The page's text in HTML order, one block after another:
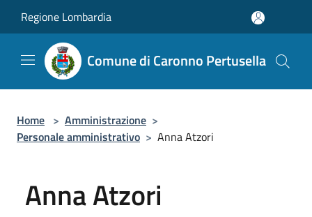
Regione Lombardia
Comune di Caronno Pertusella
Home > Amministrazione >
Personale amministrativo > Anna Atzori
Anna Atzori